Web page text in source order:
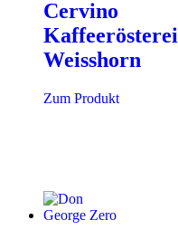
Cervino
Kaffeerösterei
Weisshorn
Zum Produkt